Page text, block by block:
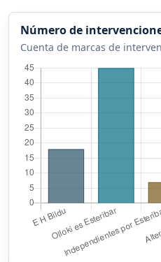
Número de
Cuenta de marcas de